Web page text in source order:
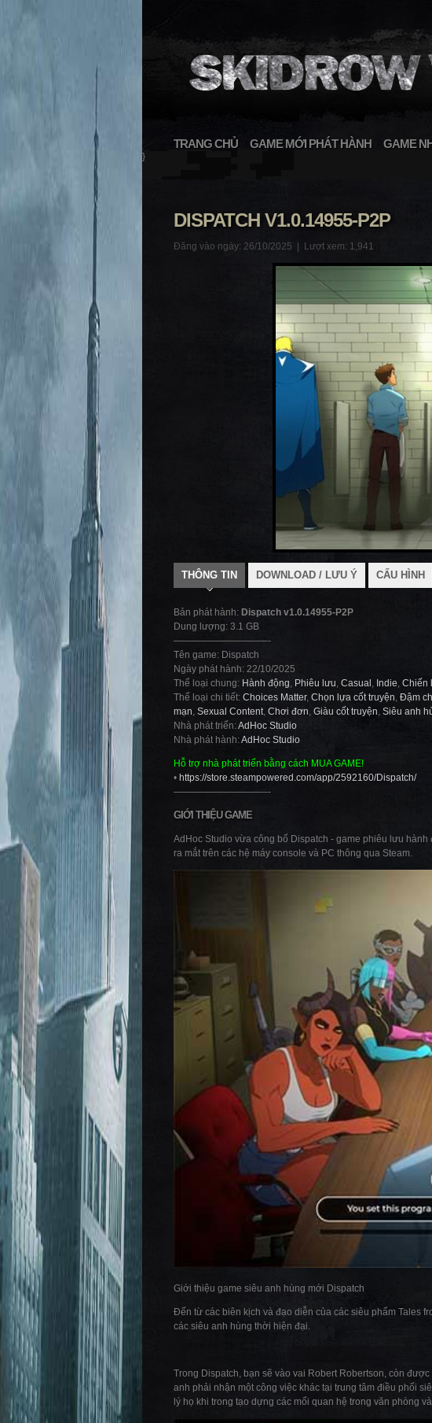
TRANG CHỦ GAME MỚI PHÁT HÀNH GAME
}
DISPATCH V1.0.14955-P2P
Đăng vào ngày: 26/10/2025 | Lượt xem: 1,941
THÔNG TIN DOWNLOAD / LƯU Ý CẤU HÌNH
Bản phát hành: Dispatch v1.0.14955-P2P
Dung lượng: 3.1 GB
——————————-
Tên game: Dispatch
Ngày phát hành: 22/10/2025
Thể loại chung: Hành động, Phiêu lưu, Casual , Indie, Chiến
Thể loại chi tiết: Choices Matter, Chọn lựa cốt truyện, Đậm
mạn, Sexual Content, Chơi đơn, Giàu cốt truyện, Siêu anh
Nhà phát triển:AdHoc Studio
Nhà phát hành:AdHoc Studio
Hỗ trợ nhà phát triển bằng cách MUA GAME!
• https://store.steampowered.com/app/2592160/Dispatch/
——————————-
GIỚI THIỆU GAME
AdHoc Studio vừa công bố Dispatch - game phiêu lưu
ra mắt trên các hệ máy console và PC thông qua Steam.
Giới thiệu game siêu anh hùng mới Dispatch
Đến từ các biên kịch và đạo diễn của các siêu phẩm Tales
các siêu anh hùng thời hiện đại.
Trong Dispatch, bạn sẽ vào vai Robert Robertson, còn
anh phải nhận một công việc khác tại trung tâm điều phối
lý họ khi trong tạo dựng các mối quan hệ trong văn phòng